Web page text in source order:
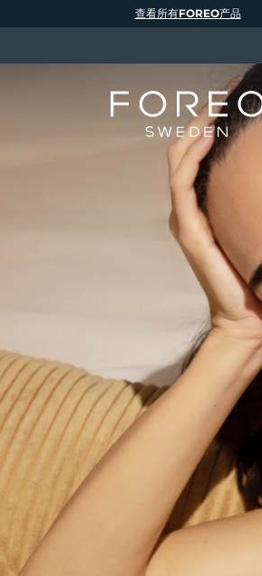
查看所有FOREO产品